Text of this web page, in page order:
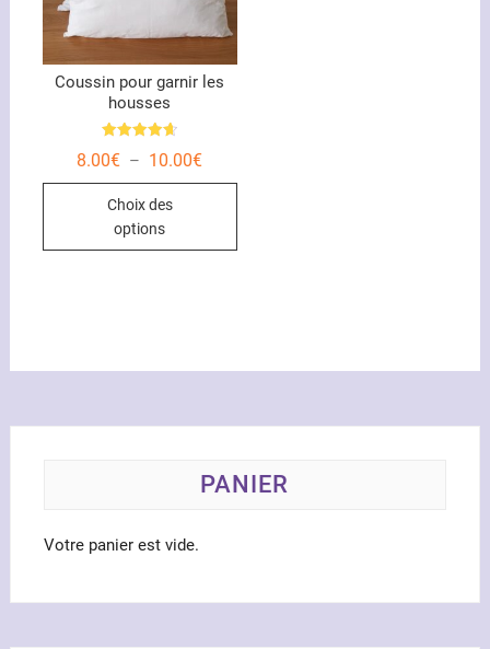
Coussin pour garnir les
housses
4.67
8.00€ – 10.00€Plage
Choix des
options
Ce
peuvent
choisies
la
PANIER
Votre panier est vide.